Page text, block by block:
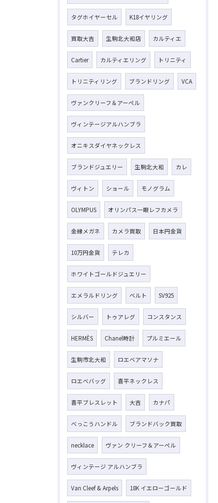
タグホイヤーセル K18イヤリング
買取大吉 生駒北大和店 カルティエ
Cartier カルティエリング トリニティ
トリニティリング ブランドリング VCA
ヴァンクリーフ＆アーペル
ヴィンテージアルハンブラ
オニキスダイヤネックレス
ブランドジュエリー 生駒北大和 カレ
ヴィトン ショール モノグラム
OLYMPUS オリンパス一眼レフカメラ
金縁メガネ カメラ買取 日本円金貨
10万円金貨 テレカ
ホワイトゴールドジュエリー
エメラルドリング ベルト SV925
シルバー トゥアレグ コンスタンス
HERMÈS Chanel時計 プルミエール
生駒市北大和 ロエベアマソナ
ロエベバッグ 喜平ネックレス
喜平ブレスレット 大吉 カナパ
べっこうハンドル ブランドバック買取
necklace ヴァン クリーフ＆アーペル
ヴィンテージ アルハンブラ
Van Cleef & Arpels 18K イエローゴールド
お気軽にお問い合わせください